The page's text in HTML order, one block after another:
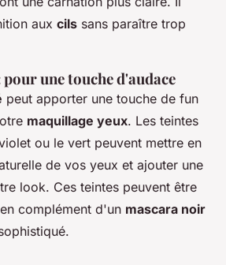
aux cils sans paraître trop
une touche d'audace
peut apporter une touche de fun
maquillage yeux. Les teintes
ou le vert peuvent mettre en
de vos yeux et ajouter une
look. Ces teintes peuvent être
complément d'un mascara noir